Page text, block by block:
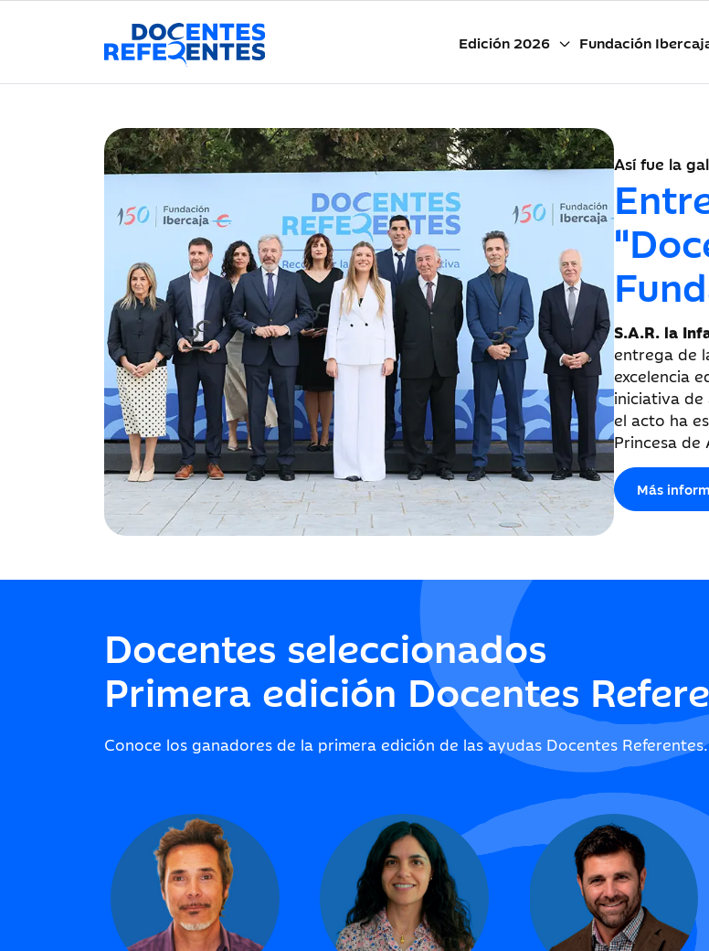
Edición 2026 Fundación
Así fue la
S.A.R. la
entrega de
excelencia
iniciativa de
el acto ha
Princesa de
Más
Docentes seleccionados
Primera edición Docentes
Conoce los ganadores de la primera edición de las ayudas Docentes Referentes.